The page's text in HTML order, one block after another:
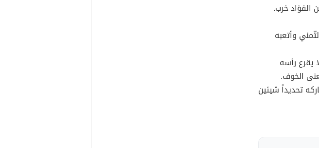
الفؤاد خرب.
وأتعبه
يقرع رأسه
الخوف.
تحديداً شيئين